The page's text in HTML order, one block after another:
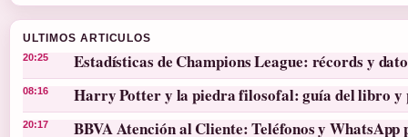
ULTIMOS ARTICULOS
20:25 Estadísticas de Champions League: récords y
08:16 Harry Potter y la piedra filosofal: guía del libro y
20:17 BBVA Atención al Cliente: Teléfonos y WhatsApp